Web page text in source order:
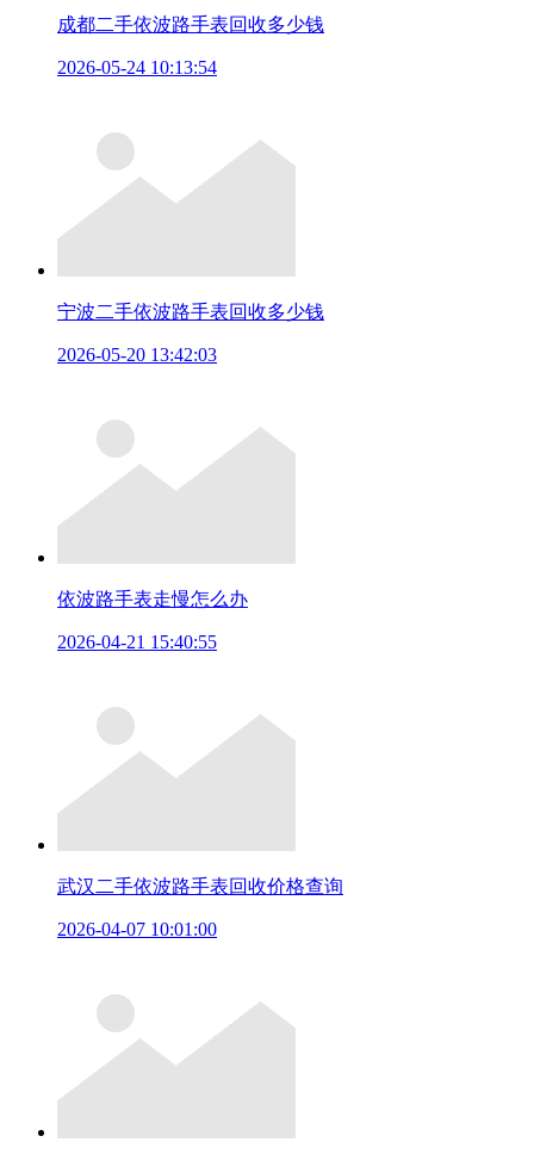
成都二手依波路手表回收多少钱
2026-05-24 10:13:54
宁波二手依波路手表回收多少钱
2026-05-20 13:42:03
依波路手表走慢怎么办
2026-04-21 15:40:55
武汉二手依波路手表回收价格查询
2026-04-07 10:01:00